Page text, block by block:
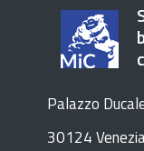
Palazzo
30124